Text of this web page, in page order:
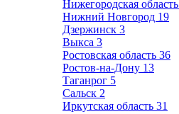
Нижегородская область
Нижний Новгород 19
Дзержинск 3
Выкса 3
Ростовская область 36
Ростов-на-Дону 13
Таганрог 5
Сальск 2
Иркутская область 31